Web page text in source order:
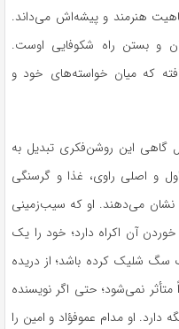
هنرمند و پیشه‌اش می‌داند.
و بستن راه شکوفایی اوست.
که میان خواسته‌های خود و
گاهی این روشن‌فکری تبدیل به
و اصلی راوی، غذا و گرسنگی
می‌دهند. او که سیب‌زمینی
آن اکراه دارد؛ خود را یک
سگ شلیک کرده باشد؛ از دریده
نمی‌شود؛ حتی اگر نویسنده
او مدام عموفؤاد و امین را